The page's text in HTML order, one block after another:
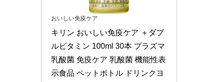
おいしい免疫ケア
キリン おいしい免疫ケア ＋ダブ
ルビタミン 100ml 30本 プラズマ
乳酸菌 免疫ケア 乳酸菌 機能性表
示食品 ペットボトル ドリンクヨ